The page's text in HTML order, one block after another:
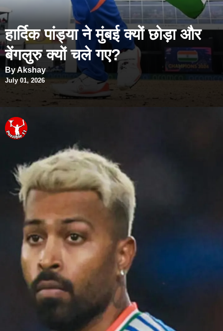
हार्दिक पांड्या ने मुंबई क्यों छोड़ा और
बेंगलुरु क्यों चले गए?
By Akshay
July 01, 2026